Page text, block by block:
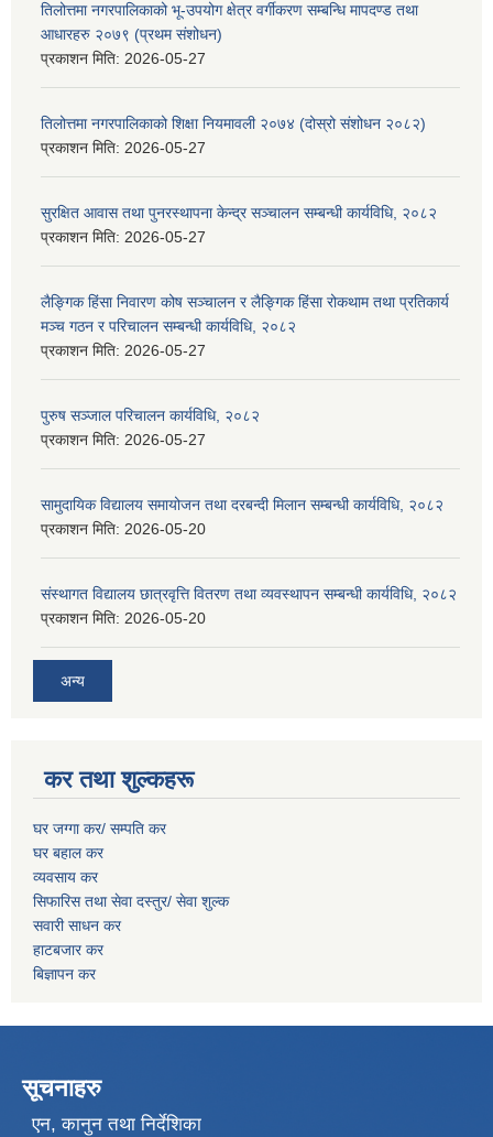
तिलोत्तमा नगरपालिकाको भू-उपयोग क्षेत्र वर्गीकरण सम्बन्धि मापदण्ड तथा
आधारहरु २०७९ (प्रथम संशोधन)
प्रकाशन मिति: 2026-05-27
तिलोत्तमा नगरपालिकाको शिक्षा नियमावली २०७४ (दोस्रो संशोधन २०८२)
प्रकाशन मिति: 2026-05-27
सुरक्षित आवास तथा पुनरस्थापना केन्द्र सञ्चालन सम्बन्धी कार्यविधि, २०८२
प्रकाशन मिति: 2026-05-27
लैङ्गिक हिंसा निवारण कोष सञ्चालन र लैङ्गिक हिंसा रोकथाम तथा प्रतिकार्य
मञ्च गठन र परिचालन सम्बन्धी कार्यविधि, २०८२
प्रकाशन मिति: 2026-05-27
पुरुष सञ्जाल परिचालन कार्यविधि, २०८२
प्रकाशन मिति: 2026-05-27
सामुदायिक विद्यालय समायोजन तथा दरबन्दी मिलान सम्बन्धी कार्यविधि, २०८२
प्रकाशन मिति: 2026-05-20
संस्थागत विद्यालय छात्रवृत्ति वितरण तथा व्यवस्थापन सम्बन्धी कार्यविधि, २०८२
प्रकाशन मिति: 2026-05-20
अन्य
कर तथा शुल्कहरू
घर जग्गा कर/ सम्पति कर
घर बहाल कर
व्यवसाय कर
सिफारिस तथा सेवा दस्तुर/ सेवा शुल्क
सवारी साधन कर
हाटबजार कर
बिज्ञापन कर
सूचनाहरु
एन, कानुन तथा निर्देशिका